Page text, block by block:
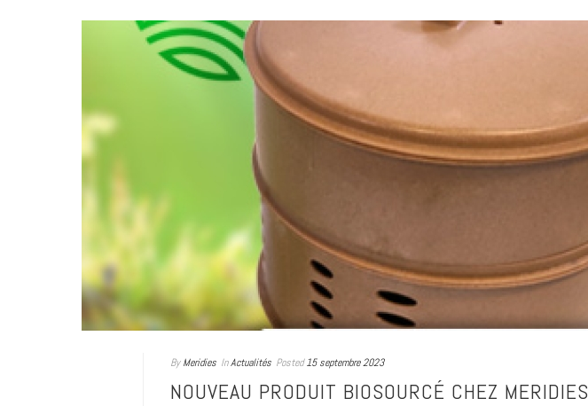
By Meridies InActualités Posted 15 septembre 2023
NOUVEAU PRODUIT BIOSOURCÉ CHEZ MERIDIES